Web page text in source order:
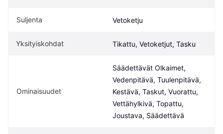
Suljenta Vetoketju
Yksityiskohdat Tikattu, Vetoketjut, Tasku
Ominaisuudet
Säädettävät Olkaimet,
Vedenpitävä, Tuulenpitävä,
Kestävä, Taskut, Vuorattu,
Vettähylkivä, Topattu,
Joustava, Säädettävä